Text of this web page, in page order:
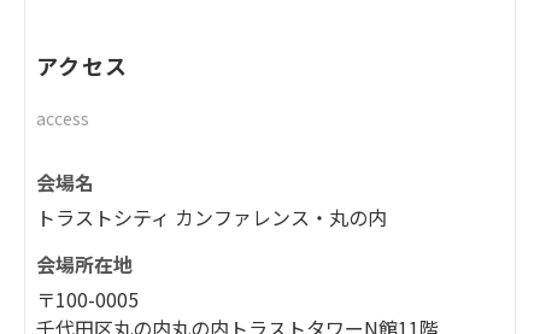
アクセス
access
会場名
トラストシティ カンファレンス・丸の内
会場所在地
〒100-0005
千代田区丸の内丸の内トラストタワーN館11階